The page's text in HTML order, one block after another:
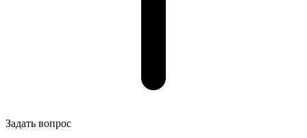
Задать вопрос